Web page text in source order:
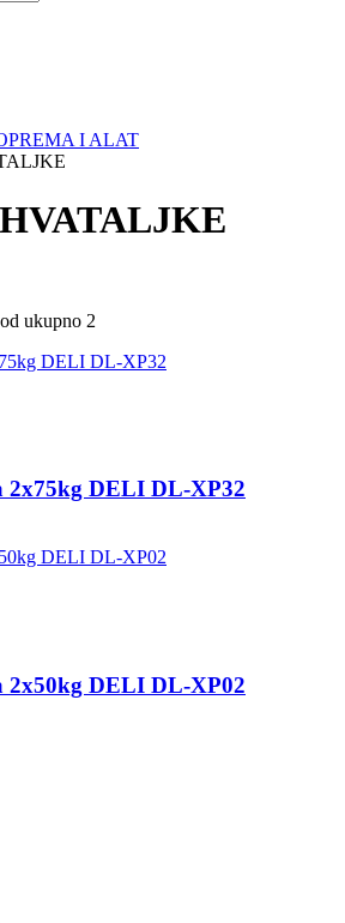
I ALAT
ukupno 2
2x75kg DELI DL-XP32
2x50kg DELI DL-XP02